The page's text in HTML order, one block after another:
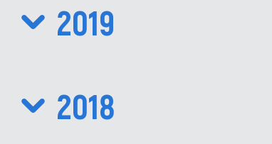
2019
2018